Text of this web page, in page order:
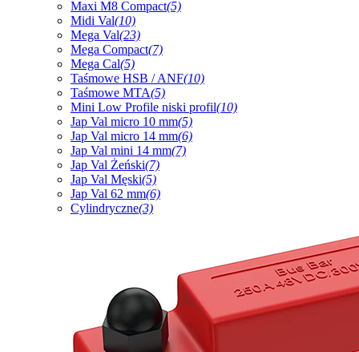
Maxi M8 Compact(5)
Midi Val(10)
Mega Val(23)
Mega Compact(7)
Mega Cal(5)
Taśmowe HSB / ANF(10)
Taśmowe MTA(5)
Mini Low Profile niski profil(10)
Jap Val micro 10 mm(5)
Jap Val micro 14 mm(6)
Jap Val mini 14 mm(7)
Jap Val Żeński(7)
Jap Val Męski(5)
Jap Val 62 mm(6)
Cylindryczne(3)